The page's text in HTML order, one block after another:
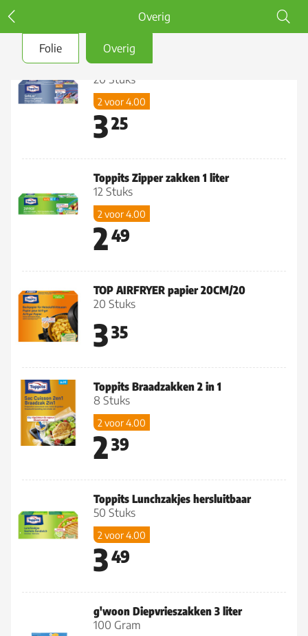
Overig
Folie
Overig
Toppits diepvrieszakken 1 liter
20 Stuks
2 voor 4.00
325
Toppits Zipper zakken 1 liter
12 Stuks
2 voor 4.00
249
TOP AIRFRYER papier 20CM/20
20 Stuks
335
Toppits Braadzakken 2 in 1
8 Stuks
2 voor 4.00
239
Toppits Lunchzakjes hersluitbaar
50 Stuks
2 voor 4.00
349
g'woon Diepvrieszakken 3 liter
100 Gram